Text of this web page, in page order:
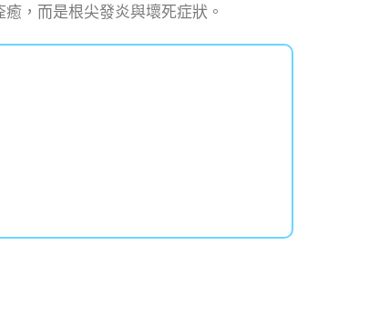
，而是根尖發炎與壞死症狀。